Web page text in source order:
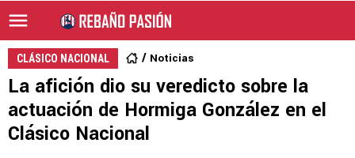
CLÁSICO NACIONAL Noticias
La afición dio su veredicto sobre la
actuación de Hormiga González en el
Clásico Nacional